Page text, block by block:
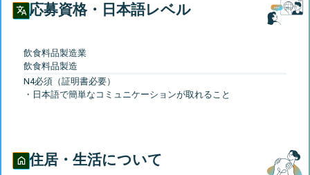
応募資格・日本語レベル
飲食料品製造業
N4必須（証明書必要）
住居・生活について